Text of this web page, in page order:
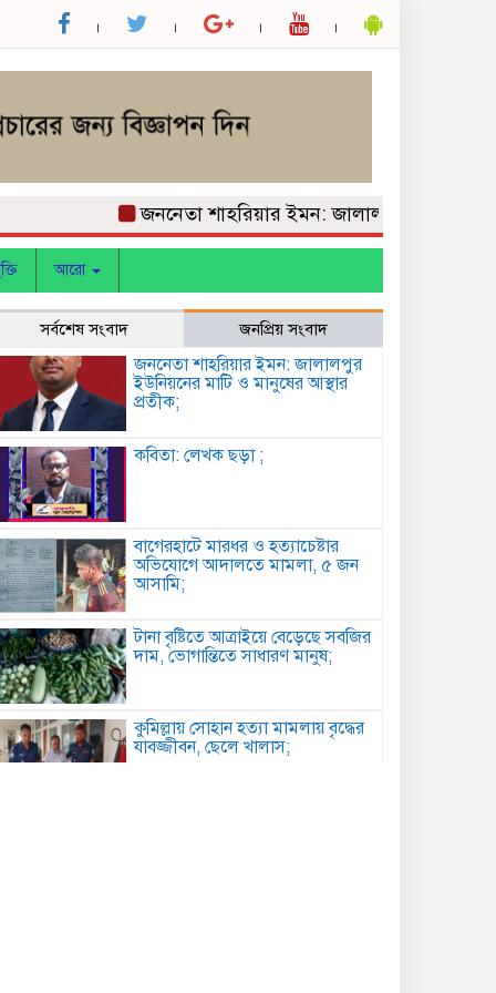
জননেতা শাহরিয়ার ইমন: জালালপুর ইউনিয়নের
আরো
সর্বশেষ সংবাদ জনপ্রিয় সংবাদ
জননেতা শাহরিয়ার ইমন: জালালপুর
ইউনিয়নের মাটি ও মানুষের আস্থার
প্রতীক;
কবিতা: লেখক ছড়া ;
বাগেরহাটে মারধর ও হত্যাচেষ্টার
অভিযোগে আদালতে মামলা, ৫ জন
আসামি;
টানা বৃষ্টিতে আত্রাইয়ে বেড়েছে সবজির
দাম, ভোগান্তিতে সাধারণ মানুষ;
কুমিল্লায় সোহান হত্যা মামলায় বৃদ্ধের
যাবজ্জীবন, ছেলে খালাস;